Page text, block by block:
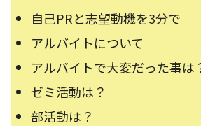
自己PRと志望動機を3分で
アルバイトについて
アルバイトで大変だった事は
ゼミ活動は？
部活動は？